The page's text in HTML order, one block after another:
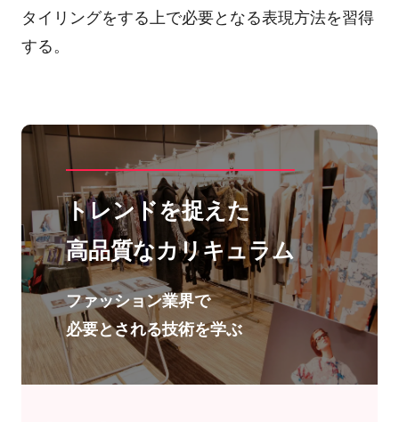
タイリングをする上で必要となる表現方法を習得
する。
トレンドを捉えた
高品質なカリキュラム
ファッション業界で
必要とされる技術を学ぶ